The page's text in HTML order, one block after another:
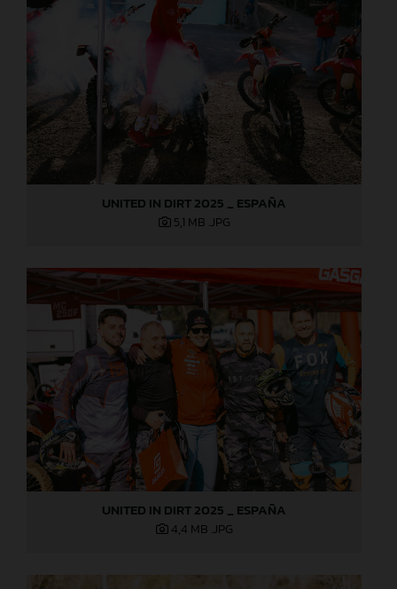
UNITED IN DIRT 2025 _ ESPAÑA
5,1 MB .JPG
UNITED IN DIRT 2025 _ ESPAÑA
4,4 MB .JPG